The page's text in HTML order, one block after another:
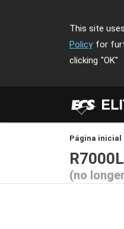
This site
Policy for
clicking "OK"
Página inicial
(no